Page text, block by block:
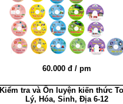
60.000 đ / pm
Kiểm tra và Ôn luyện kiến thức
Lý, Hóa, Sinh, Địa 6-12